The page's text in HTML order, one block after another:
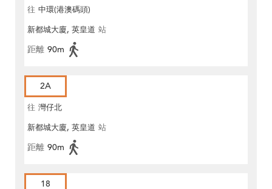
往 中環(港澳碼頭)
新都城大廈, 英皇道 站
距離 90m
2A
往 灣仔北
新都城大廈, 英皇道 站
距離 90m
18